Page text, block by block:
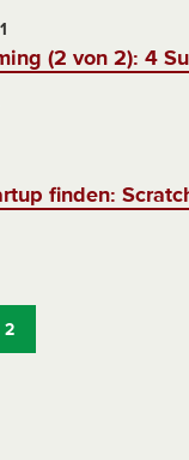
(2 von 2): 4
finden:
2